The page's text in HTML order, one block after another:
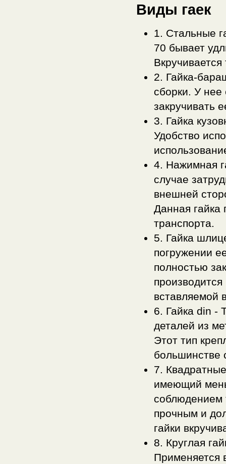
Виды гаек
1. Стальные
70 бывает
2. Гайка-
сборки. У
закручивать
3. Гайка
Удобство
4. Нажимная
случае
внешней
Данная гайка
транспорта.
5. Гайка
погружении
полностью
вставляемой
6. Гайка din -
деталей из
Этот тип
большинстве
7.
имеющий
соблюдением
прочным и
гайки
8. Круглая
Применяется